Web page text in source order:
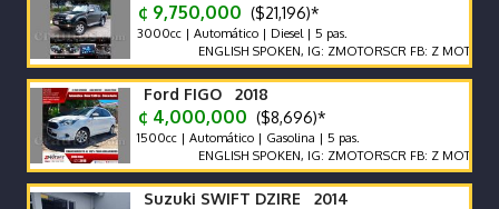
¢ 9,750,000 ($21,196)*
3000cc | Automático | Diesel | 5 pas.
ENGLISH SPOKEN, IG: ZMOTORSCR FB: Z MOTORS.
Ford FIGO 2018
¢ 4,000,000 ($8,696)*
1500cc | Automático | Gasolina | 5 pas.
ENGLISH SPOKEN, IG: ZMOTORSCR FB: Z MOTORS.
Suzuki SWIFT DZIRE 2014